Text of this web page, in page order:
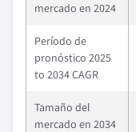
mercado en 2024
Período de
pronóstico 2025
to 2034 CAGR
Tamaño del
mercado en 2034